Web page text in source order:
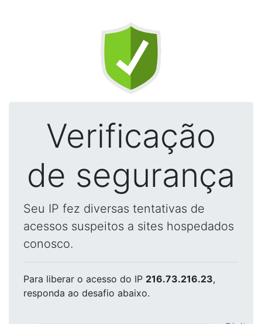
Verificação
de segurança
Seu IP fez diversas tentativas de
acessos suspeitos a sites hospedados
conosco.
Para liberar o acesso do IP 216.73.216.23,
responda ao desafio abaixo.